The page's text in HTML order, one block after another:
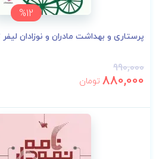
%12
پرستاری و بهداشت مادران و نوزادان لیفر 2012
990,000
880,000 تومان